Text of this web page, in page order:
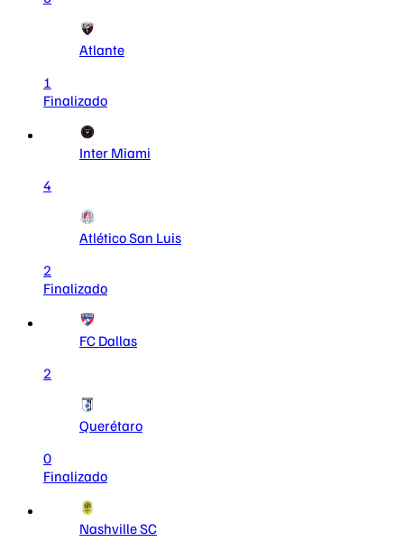
Atlante
1
Finalizado
Inter Miami
4
Atlético San Luis
2
Finalizado
FC Dallas
2
Querétaro
0
Finalizado
Nashville SC